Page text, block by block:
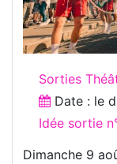
Sorties
Date : le
Idée sortie
Dimanche 9